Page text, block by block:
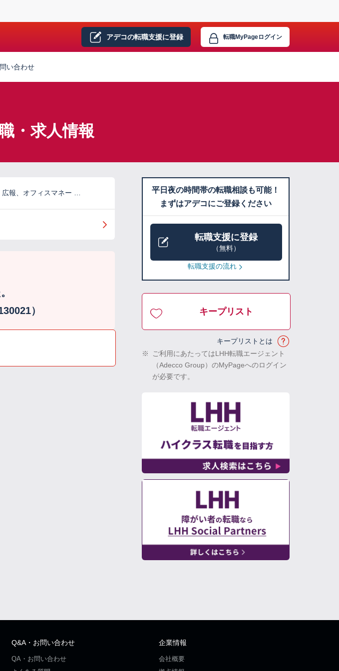
アデコの転職支援に登録 転職MyPageログイン
い合わせ
・求人情報
報、オフィスマネー …
）
平日夜の時間帯の転職相談も可能！
まずはアデコにご登録ください
転職支援に登録
（無料）
転職支援の流れ
キープリスト
キープリストとは
※
ご利用にあたってはLHH転職エージェント
（Adecco Group）のMyPageへのログイン
が必要です。
Q&A・お問い合わせ
QA・お問い合わせ
企業情報
会社概要